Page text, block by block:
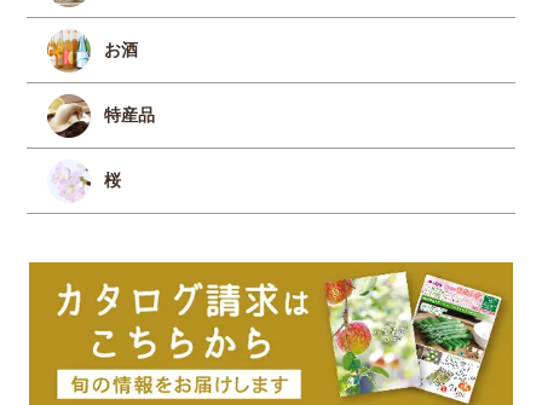
お酒
特産品
桜